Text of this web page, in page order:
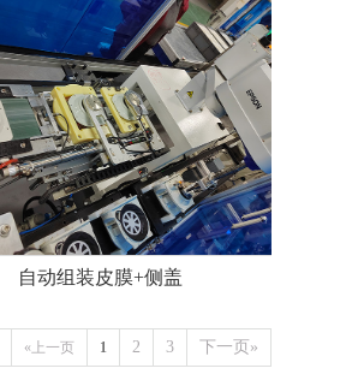
自动组装皮膜+侧盖
«上一页 1 2 3 下一页»